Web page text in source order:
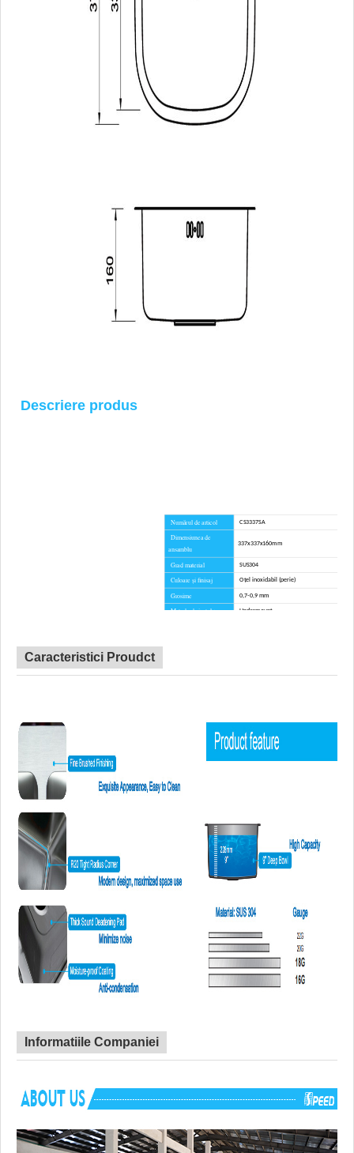
Descriere produs
Numărul de articol CS3337SA
Dimensiunea de
ansamblu
337x337x160mm
Grad material SUS304
Culoare și finisaj Oțel inoxidabil (perie)
Grosime 0,7-0,9 mm
Metoda de instalare Undermount
Caracteristici Proudct
Informatiile Companiei